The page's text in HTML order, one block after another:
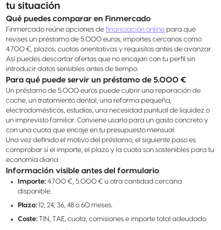
tu situación
Qué puedes comparar en Finmercado
Finmercado reúne opciones de financiación online para que
revises un préstamo de 5.000 euros, importes cercanos como
4.700 €, plazos, cuotas orientativas y requisitos antes de avanzar.
Así puedes descartar ofertas que no encajan con tu perfil sin
introducir datos sensibles antes de tiempo.
Para qué puede servir un préstamo de 5.000 €
Un préstamo de 5.000 euros puede cubrir una reparación de
coche, un tratamiento dental, una reforma pequeña,
electrodomésticos, estudios, una necesidad puntual de liquidez o
un imprevisto familiar. Conviene usarlo para un gasto concreto y
con una cuota que encaje en tu presupuesto mensual.
Una vez definido el motivo del préstamo, el siguiente paso es
comprobar si el importe, el plazo y la cuota son sostenibles para tu
economía diaria.
Información visible antes del formulario
Importe: 4.700 €, 5.000 € u otra cantidad cercana
disponible.
Plazo: 12, 24, 36, 48 o 60 meses.
Coste: TIN, TAE, cuota, comisiones e importe total adeudado.